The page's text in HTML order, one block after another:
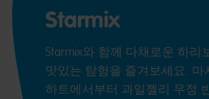
Starmix
Starmix와 함께 다채로운 하리
맛있는 탐험을 즐겨보세요. 마
하트에서부터 과일젤리 우정